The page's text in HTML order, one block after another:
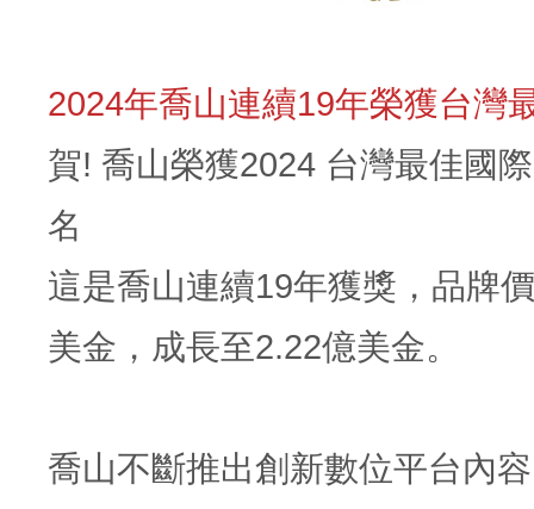
2024年喬山連續19年榮獲台灣
賀! 喬山榮獲2024 台灣最佳國
名
這是喬山連續19年獲獎，品牌
美金，成長至2.22億美金。
喬山不斷推出創新數位平台內